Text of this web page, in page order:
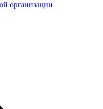
организации